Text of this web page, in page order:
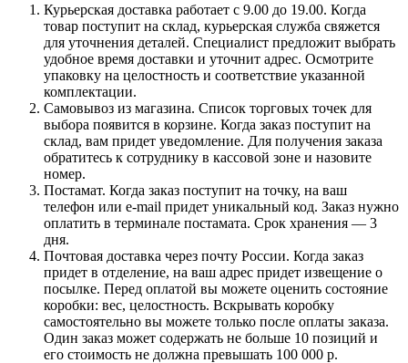
Курьерская доставка работает с 9.00 до 19.00. Когда
товар поступит на склад, курьерская служба свяжется
для уточнения деталей. Специалист предложит выбрать
удобное время доставки и уточнит адрес. Осмотрите
упаковку на целостность и соответствие указанной
комплектации.
Самовывоз из магазина. Список торговых точек для
выбора появится в корзине. Когда заказ поступит на
склад, вам придет уведомление. Для получения заказа
обратитесь к сотруднику в кассовой зоне и назовите
номер.
Постамат. Когда заказ поступит на точку, на ваш
телефон или e-mail придет уникальный код. Заказ нужно
оплатить в терминале постамата. Срок хранения — 3
дня.
Почтовая доставка через почту России. Когда заказ
придет в отделение, на ваш адрес придет извещение о
посылке. Перед оплатой вы можете оценить состояние
коробки: вес, целостность. Вскрывать коробку
самостоятельно вы можете только после оплаты заказа.
Один заказ может содержать не больше 10 позиций и
его стоимость не должна превышать 100 000 р.